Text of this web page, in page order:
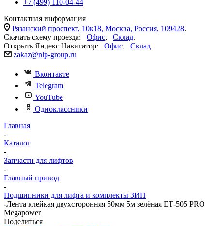
+7 (499) 110-04-44
Контактная информация
Рязанский проспект, 10к18, Москва, Россия, 109428.
Скачать схему проезда: Офис, Склад.
Открыть Яндекс.Навигатор: Офис, Склад.
zakaz@nlp-group.ru
Вконтакте
Telegram
YouTube
Одноклассники
Главная
-
Каталог
-
Запчасти для лифтов
-
Главный привод
-
Подшипники для лифта и комплекты ЗИП
-Лента клейкая двухсторонняя 50мм 5м зелёная ЕТ-505 PRO
Megapower
Поделиться